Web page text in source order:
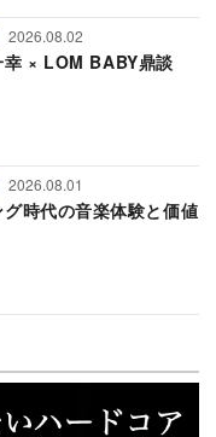
2026.08.02
幸 × LOM BABY鼎談
2026.08.01
グ時代の音楽体験と価値